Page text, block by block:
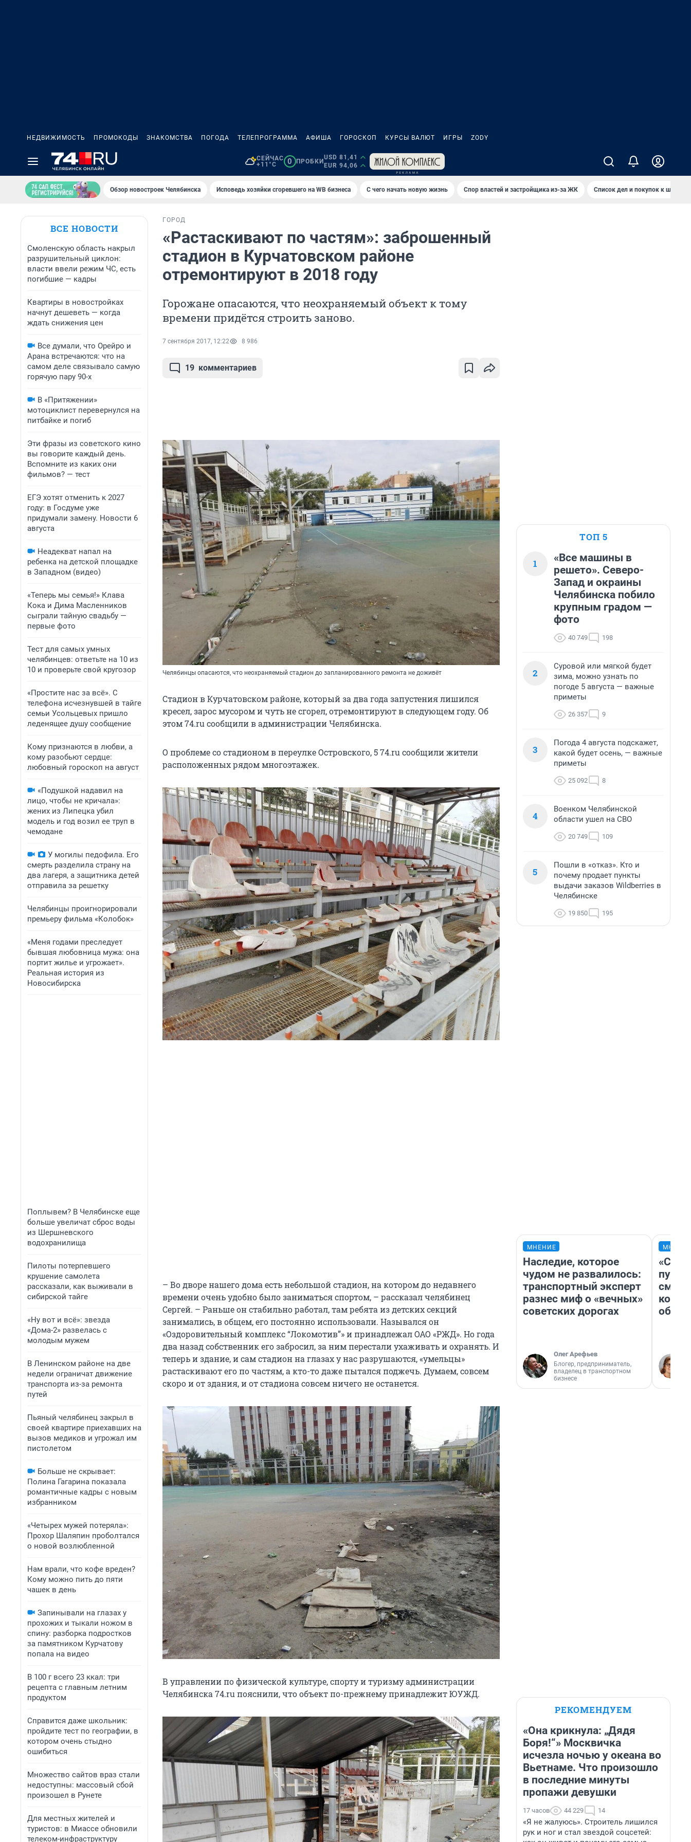
НЕДВИЖИМОСТЬ ПРОМОКОДЫ ЗНАКОМСТВА ПОГОДА ТЕЛЕПРОГРАММА АФИША ГОРОСКОП КУРСЫ ВАЛЮТ ИГРЫ ZODY
СЕЙЧАС
+11°C
0 ПРОБКИ
USD 81,41
EUR 94,06
Обзор новостроек Челябинска Исповедь хозяйки сгоревшего на WB бизнеса С чего начать новую жизнь Спор властей и застройщика из-за ЖК Список дел и покупок к школе
ВСЕ НОВОСТИ
Смоленскую область накрыл
разрушительный циклон:
власти ввели режим ЧС, есть
погибшие — кадры
Квартиры в новостройках
начнут дешеветь — когда
ждать снижения цен
Все думали, что Орейро и
Арана встречаются: что на
самом деле связывало самую
горячую пару 90-х
В «Притяжении»
мотоциклист перевернулся на
питбайке и погиб
Эти фразы из советского кино
вы говорите каждый день.
Вспомните из каких они
фильмов? — тест
ЕГЭ хотят отменить к 2027
году: в Госдуме уже
придумали замену. Новости 6
августа
Неадекват напал на
ребенка на детской площадке
в Западном (видео)
«Теперь мы семья!» Клава
Кока и Дима Масленников
сыграли тайную свадьбу —
первые фото
Тест для самых умных
челябинцев: ответьте на 10 из
10 и проверьте свой кругозор
«Простите нас за всё». С
телефона исчезнувшей в тайге
семьи Усольцевых пришло
леденящее душу сообщение
Кому признаются в любви, а
кому разобьют сердце:
любовный гороскоп на август
«Подушкой надавил на
лицо, чтобы не кричала»:
жених из Липецка убил
модель и год возил ее труп в
чемодане
У могилы педофила. Его
смерть разделила страну на
два лагеря, а защитника детей
отправила за решетку
Челябинцы проигнорировали
премьеру фильма «Колобок»
«Меня годами преследует
бывшая любовница мужа: она
портит жилье и угрожает».
Реальная история из
Новосибирска
Поплывем? В Челябинске еще
больше увеличат сброс воды
из Шершневского
водохранилища
Пилоты потерпевшего
крушение самолета
рассказали, как выживали в
сибирской тайге
«Ну вот и всё»: звезда
«Дома-2» развелась с
молодым мужем
В Ленинском районе на две
недели ограничат движение
транспорта из-за ремонта
путей
Пьяный челябинец закрыл в
своей квартире приехавших на
вызов медиков и угрожал им
пистолетом
Больше не скрывает:
Полина Гагарина показала
романтичные кадры с новым
избранником
«Четырех мужей потеряла»:
Прохор Шаляпин проболтался
о новой возлюбленной
Нам врали, что кофе вреден?
Кому можно пить до пяти
чашек в день
Запинывали на глазах у
прохожих и тыкали ножом в
спину: разборка подростков
за памятником Курчатову
попала на видео
В 100 г всего 23 ккал: три
рецепта с главным летним
продуктом
Справится даже школьник:
пройдите тест по географии, в
котором очень стыдно
ошибиться
Множество сайтов враз стали
недоступны: массовый сбой
произошел в Рунете
Для местных жителей и
туристов: в Миассе обновили
телеком-инфраструктуру
ГОРОД
«Растаскивают по частям»: заброшенный
стадион в Курчатовском районе
отремонтируют в 2018 году
Горожане опасаются, что неохраняемый объект к тому
времени придётся строить заново.
7 сентября 2017, 12:22 8 986
19 комментариев
Челябинцы опасаются, что неохраняемый стадион до запланированного ремонта не доживёт
Стадион в Курчатовском районе, который за два года запустения лишился
кресел, зарос мусором и чуть не сгорел, отремонтируют в следующем году. Об
этом 74.ru сообщили в администрации Челябинска.
О проблеме со стадионом в переулке Островского, 5 74.ru сообщили жители
расположенных рядом многоэтажек.
– Во дворе нашего дома есть небольшой стадион, на котором до недавнего
времени очень удобно было заниматься спортом, – рассказал челябинец
Сергей. – Раньше он стабильно работал, там ребята из детских секций
занимались, в общем, его постоянно использовали. Назывался он
«Оздоровительный комплекс “Локомотив”» и принадлежал ОАО «РЖД». Но года
два назад собственник его забросил, за ним перестали ухаживать и охранять. И
теперь и здание, и сам стадион на глазах у нас разрушаются, «умельцы»
растаскивают его по частям, а кто-то даже пытался поджечь. Думаем, совсем
скоро и от здания, и от стадиона совсем ничего не останется.
В управлении по физической культуре, спорту и туризму администрации
Челябинска 74.ru пояснили, что объект по-прежнему принадлежит ЮУЖД.
ТОП 5
1
«Все машины в
решето». Северо-
Запад и окраины
Челябинска побило
крупным градом —
фото
40 749 198
2
Суровой или мягкой будет
зима, можно узнать по
погоде 5 августа — важные
приметы
26 357 9
3
Погода 4 августа подскажет,
какой будет осень, — важные
приметы
25 092 8
4
Военком Челябинской
области ушел на СВО
20 749 109
5
Пошли в «отказ». Кто и
почему продает пункты
выдачи заказов Wildberries в
Челябинске
19 850 195
МНЕНИЕ
Наследие, которое
чудом не развалилось:
транспортный эксперт
разнес миф о «вечных»
советских дорогах
Олег Арефьев
Блогер, предприниматель,
владелец в транспортном
бизнесе
РЕКОМЕНДУЕМ
«Она крикнула: „Дядя
Боря!“» Москвичка
исчезла ночью у океана во
Вьетнаме. Что произошло
в последние минуты
пропажи девушки
17 часов 44 229 14
«Я не жалуюсь». Строитель лишился
рук и ног и стал звездой соцсетей: